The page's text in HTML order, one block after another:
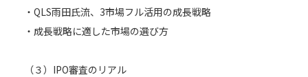
・QLS雨田氏流、3市場フル活用の成長戦略
・成長戦略に適した市場の選び方
（３）IPO審査のリアル